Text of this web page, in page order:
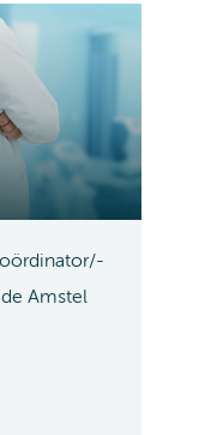
Amstel